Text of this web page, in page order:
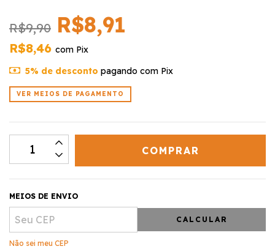
R$9,90 R$8,91
R$8,46 com Pix
5% de desconto pagando com Pix
VER MEIOS DE PAGAMENTO
MEIOS DE ENVIO
CALCULAR
Não sei meu CEP